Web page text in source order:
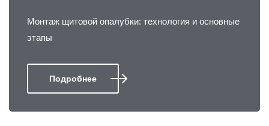
Монтаж щитовой опалубки: технология и основные
этапы
Подробнее